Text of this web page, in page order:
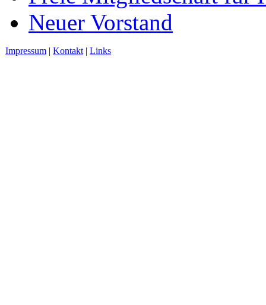
Neuer Vorstand
Impressum | Kontakt | Links